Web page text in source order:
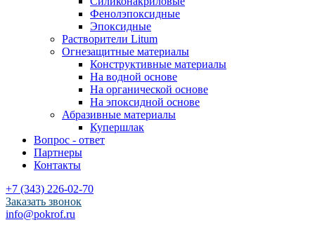
Фенолэпоксидные
Эпоксидные
Растворители Litum
Огнезащитные материалы
Конструктивные материалы
На водной основе
На органической основе
На эпоксидной основе
Абразивные материалы
Купершлак
Вопрос - ответ
Партнеры
Контакты
+7 (343) 226-02-70
Заказать звонок
info@pokrof.ru